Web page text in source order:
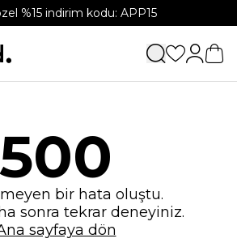
%15 indirim kodu: APP15
500
bir hata oluştu.
sonra tekrar deneyiniz.
sayfaya dön